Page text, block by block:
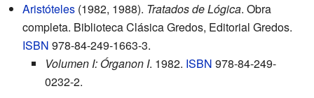
Aristóteles (1982, 1988). Tratados de Lógica. Obra
completa. Biblioteca Clásica Gredos, Editorial Gredos.
ISBN 978-84-249-1663-3.
Volumen I: Órganon I. 1982. ISBN 978-84-249-
0232-2.